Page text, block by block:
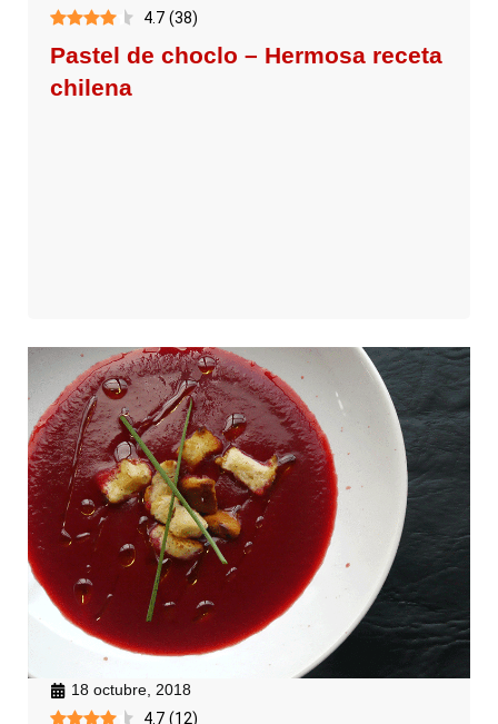
4.7 (38)
Pastel de choclo – Hermosa receta
chilena
18 octubre, 2018
4.7 (12)